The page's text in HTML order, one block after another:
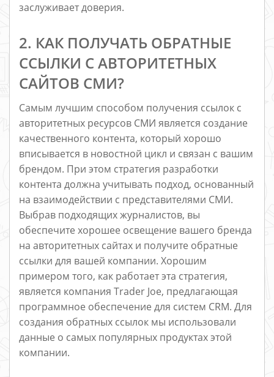
заслуживает доверия.
2. КАК ПОЛУЧАТЬ ОБРАТНЫЕ
ССЫЛКИ С АВТОРИТЕТНЫХ
САЙТОВ СМИ?
Самым лучшим способом получения ссылок с
авторитетных ресурсов СМИ является создание
качественного контента, который хорошо
вписывается в новостной цикл и связан с вашим
брендом. При этом стратегия разработки
контента должна учитывать подход, основанный
на взаимодействии с представителями СМИ.
Выбрав подходящих журналистов, вы
обеспечите хорошее освещение вашего бренда
на авторитетных сайтах и получите обратные
ссылки для вашей компании. Хорошим
примером того, как работает эта стратегия,
является компания Trader Joe, предлагающая
программное обеспечение для систем CRM. Для
создания обратных ссылок мы использовали
данные о самых популярных продуктах этой
компании.